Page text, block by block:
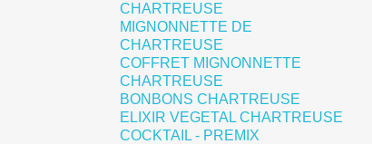
CHARTREUSE
MIGNONNETTE DE
CHARTREUSE
COFFRET MIGNONNETTE
CHARTREUSE
BONBONS CHARTREUSE
ELIXIR VEGETAL CHARTREUSE
COCKTAIL - PREMIX